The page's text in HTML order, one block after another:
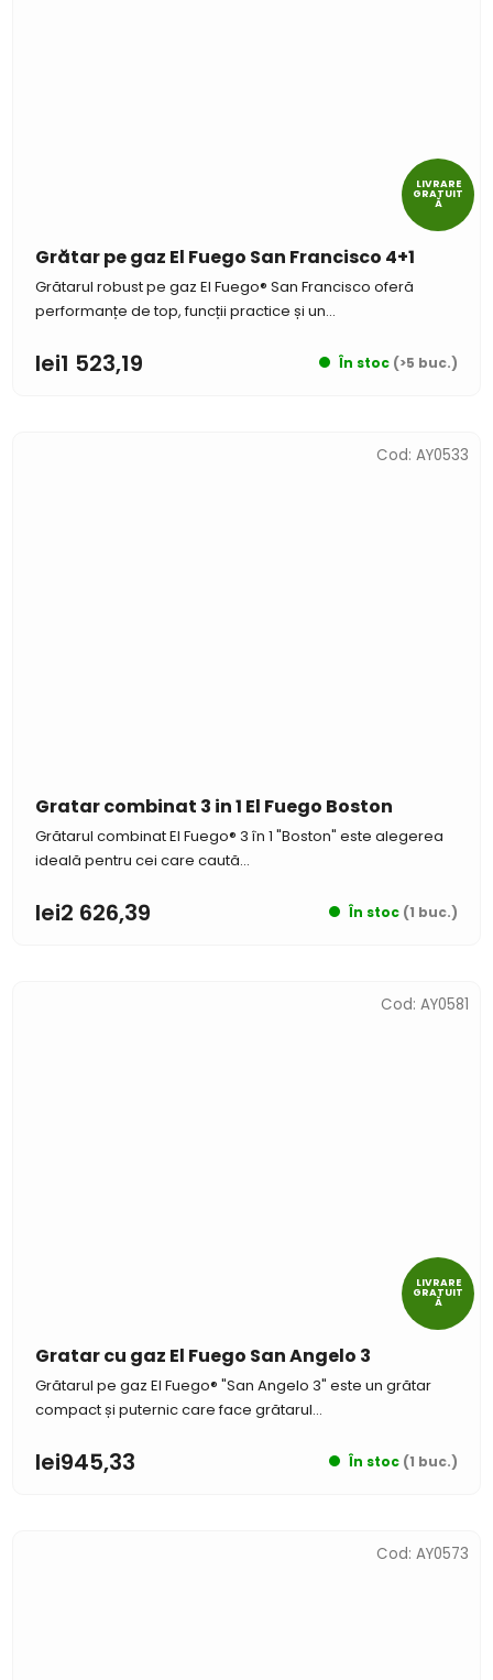
LIVRARE
GRATUIT
Ă
Grătar pe gaz El Fuego San Francisco 4+1
În stoc (>5 buc.)
lei1 523,19
Grătarul robust pe gaz El Fuego® San Francisco oferă
performanțe de top, funcții practice și un...
Gratar combinat 3 in 1 El Fuego Boston
În stoc (1 buc.)
lei2 626,39
Grătarul combinat El Fuego® 3 în 1 "Boston" este alegerea
ideală pentru cei care caută...
Cod: AY0533
LIVRARE
GRATUIT
Ă
Gratar cu gaz El Fuego San Angelo 3
În stoc (1 buc.)
lei945,33
Grătarul pe gaz El Fuego® "San Angelo 3" este un grătar
compact și puternic care face grătarul...
Cod: AY0581
Cod: AY0573